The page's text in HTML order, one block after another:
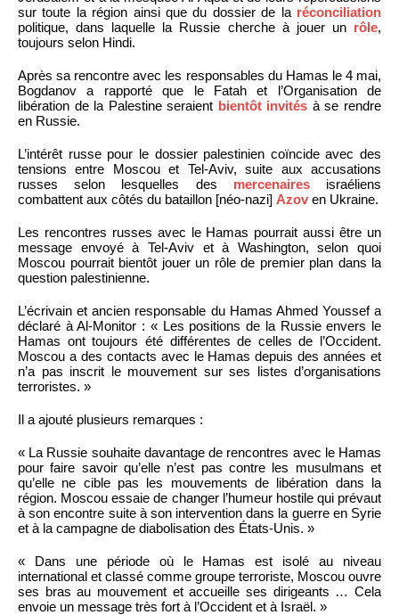
sur toute la région ainsi que du dossier de la réconciliation
politique, dans laquelle la Russie cherche à jouer un rôle,
toujours selon Hindi.
Après sa rencontre avec les responsables du Hamas le 4 mai,
Bogdanov a rapporté que le Fatah et l’Organisation de
libération de la Palestine seraient bientôt invités à se rendre
en Russie.
L’intérêt russe pour le dossier palestinien coïncide avec des
tensions entre Moscou et Tel-Aviv, suite aux accusations
russes selon lesquelles des mercenairesisraéliens
combattent aux côtés du bataillon [néo-nazi] Azov en Ukraine.
Les rencontres russes avec le Hamas pourrait aussi être un
message envoyé à Tel-Aviv et à Washington, selon quoi
Moscou pourrait bientôt jouer un rôle de premier plan dans la
question palestinienne.
L’écrivain et ancien responsable du Hamas Ahmed Youssef a
déclaré à Al-Monitor : « Les positions de la Russie envers le
Hamas ont toujours été différentes de celles de l’Occident.
Moscou a des contacts avec le Hamas depuis des années et
n’a pas inscrit le mouvement sur ses listes d’organisations
terroristes. »
Il a ajouté plusieurs remarques :
« La Russie souhaite davantage de rencontres avec le Hamas
pour faire savoir qu’elle n’est pas contre les musulmans et
qu’elle ne cible pas les mouvements de libération dans la
région. Moscou essaie de changer l’humeur hostile qui prévaut
à son encontre suite à son intervention dans la guerre en Syrie
et à la campagne de diabolisation des États-Unis. »
« Dans une période où le Hamas est isolé au niveau
international et classé comme groupe terroriste, Moscou ouvre
ses bras au mouvement et accueille ses dirigeants … Cela
envoie un message très fort à l’Occident et à Israël. »